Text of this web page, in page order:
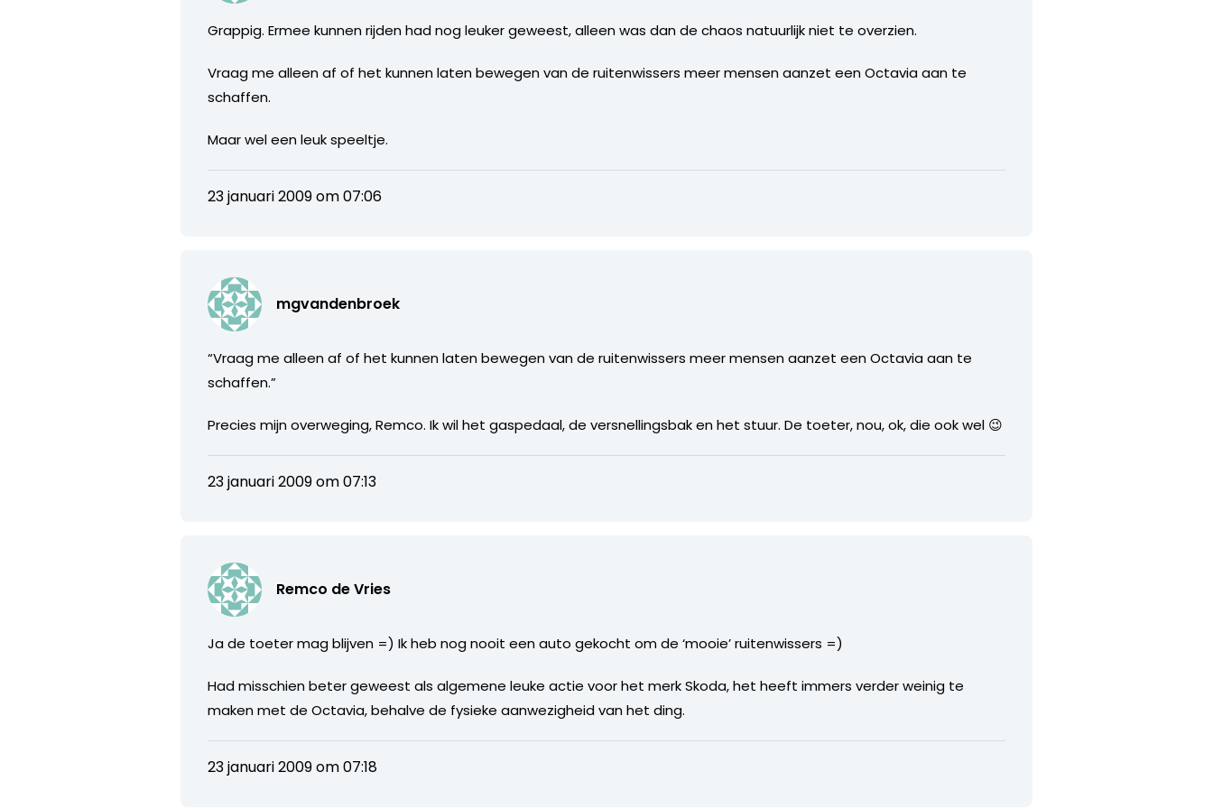
Grappig. Ermee kunnen rijden had nog leuker geweest, alleen was dan de chaos natuurlijk niet te overzien.
Vraag me alleen af of het kunnen laten bewegen van de ruitenwissers meer mensen aanzet een Octavia aan te
schaffen.
Maar wel een leuk speeltje.
23 januari 2009 om 07:06
mgvandenbroek
“Vraag me alleen af of het kunnen laten bewegen van de ruitenwissers meer mensen aanzet een Octavia aan te
schaffen.”
Precies mijn overweging, Remco. Ik wil het gaspedaal, de versnellingsbak en het stuur. De toeter, nou, ok, die ook wel 😉
23 januari 2009 om 07:13
Remco de Vries
Ja de toeter mag blijven =) Ik heb nog nooit een auto gekocht om de ‘mooie’ ruitenwissers =)
Had misschien beter geweest als algemene leuke actie voor het merk Skoda, het heeft immers verder weinig te
maken met de Octavia, behalve de fysieke aanwezigheid van het ding.
23 januari 2009 om 07:18